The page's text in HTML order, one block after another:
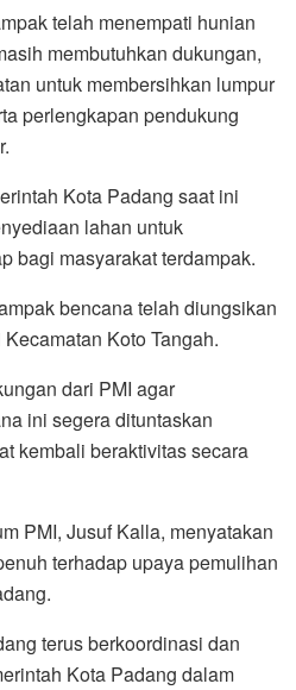
telah menempati hunian
membutuhkan dukungan,
untuk membersihkan lumpur
perlengkapan pendukung
Kota Padang saat ini
lahan untuk
bagi masyarakat terdampak.
bencana telah diungsikan
Koto Tangah.
dari PMI agar
ini segera dituntaskan
kembali beraktivitas secara
PMI, Jusuf Kalla, menyatakan
terhadap upaya pemulihan
terus berkoordinasi dan
Kota Padang dalam